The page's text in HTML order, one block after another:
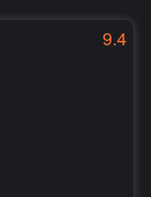
9.4